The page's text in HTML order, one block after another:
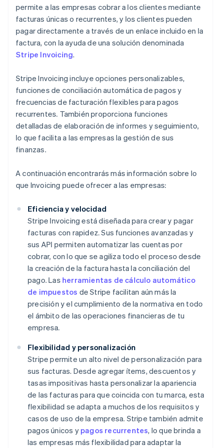
permite a las empresas cobrar a los clientes mediante
facturas únicas o recurrentes, y los clientes pueden
pagar directamente a través de un enlace incluido en la
factura, con la ayuda de una solución denominada
Stripe Invoicing.
Stripe Invoicing incluye opciones personalizables,
funciones de conciliación automática de pagos y
frecuencias de facturación flexibles para pagos
recurrentes. También proporciona funciones
detalladas de elaboración de informes y seguimiento,
lo que facilita a las empresas la gestión de sus
finanzas.
A continuación encontrarás más información sobre lo
que Invoicing puede ofrecer a las empresas:
Eficiencia y velocidad
Stripe Invoicing está diseñada para crear y pagar
facturas con rapidez. Sus funciones avanzadas y
sus API permiten automatizar las cuentas por
cobrar, con lo que se agiliza todo el proceso desde
la creación de la factura hasta la conciliación del
pago. Las herramientas de cálculo automático
de impuestos de Stripe facilitan aún más la
precisión y el cumplimiento de la normativa en todo
el ámbito de las operaciones financieras de tu
empresa.
Flexibilidad y personalización
Stripe permite un alto nivel de personalización para
sus facturas. Desde agregar ítems, descuentos y
tasas impositivas hasta personalizar la apariencia
de las facturas para que coincida con tu marca, esta
flexibilidad se adapta a muchos de los requisitos y
casos de uso de la empresa. Stripe también admite
pagos únicos y pagos recurrentes, lo que brinda a
las empresas más flexibilidad para adaptar la